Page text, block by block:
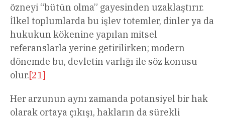
özneyi “bütün olma” gayesinden uzaklaştırır.
İlkel toplumlarda bu işlev totemler, dinler ya da
hukukun kökenine yapılan mitsel
referanslarla yerine getirilirken; modern
dönemde bu, devletin varlığı ile söz konusu
olur.[21]
Her arzunun aynı zamanda potansiyel bir hak
olarak ortaya çıkışı, hakların da sürekli